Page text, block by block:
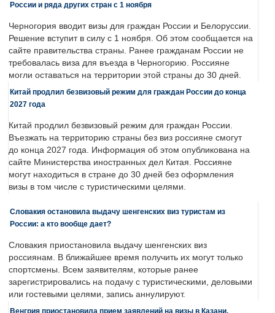
России и ряда других стран с 1 ноября
Черногория вводит визы для граждан России и Белоруссии.
Решение вступит в силу с 1 ноября. Об этом сообщается на
сайте правительства страны. Ранее гражданам России не
требовалась виза для въезда в Черногорию. Россияне
могли оставаться на территории этой страны до 30 дней.
Китай продлил безвизовый режим для граждан России до конца
2027 года
Китай продлил безвизовый режим для граждан России.
Въезжать на территорию страны без виз россияне смогут
до конца 2027 года. Информация об этом опубликована на
сайте Министерства иностранных дел Китая. Россияне
могут находиться в стране до 30 дней без оформления
визы в том числе с туристическими целями.
Словакия остановила выдачу шенгенских виз туристам из
России: а кто вообще дает?
Словакия приостановила выдачу шенгенских виз
россиянам. В ближайшее время получить их могут только
спортсмены. Всем заявителям, которые ранее
зарегистрировались на подачу с туристическими, деловыми
или гостевыми целями, запись аннулируют.
Венгрия приостановила прием заявлений на визы в Казани,